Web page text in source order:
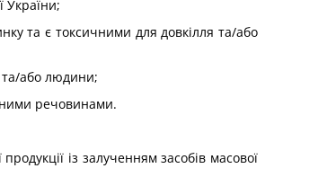
України;
та є токсичними для довкілля та/або
та/або людини;
речовинами.
із залученням засобів масової